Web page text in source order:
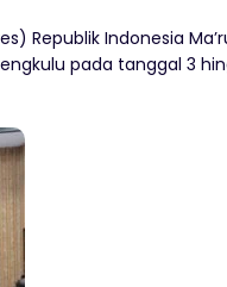
Republik Indonesia
pada tanggal 3